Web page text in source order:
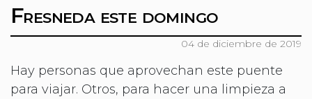
Fresneda este domingo
04 de diciembre de 2019
Hay personas que aprovechan este puente
para viajar. Otros, para hacer una limpieza a